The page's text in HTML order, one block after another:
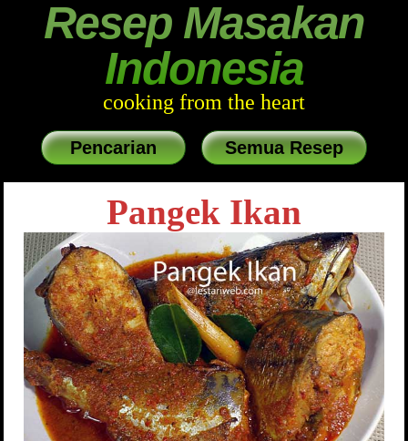
Resep Masakan
Indonesia
cooking from the heart
Pencarian Semua Resep
Pangek Ikan